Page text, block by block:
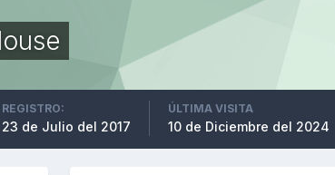
REGISTRO:
23 de Julio del 2017
ÚLTIMA VISITA
10 de Diciembre del 2024